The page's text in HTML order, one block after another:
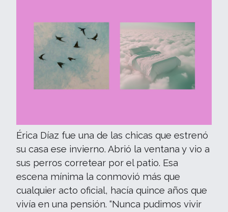
Érica Díaz fue una de las chicas que estrenó
su casa ese invierno. Abrió la ventana y vio a
sus perros corretear por el patio. Esa
escena mínima la conmovió más que
cualquier acto oficial, hacía quince años que
vivía en una pensión. “Nunca pudimos vivir